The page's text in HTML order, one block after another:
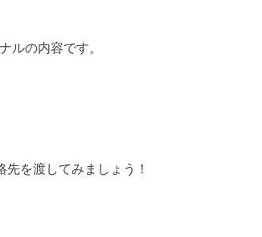
ルの内容です。
を渡してみましょう！